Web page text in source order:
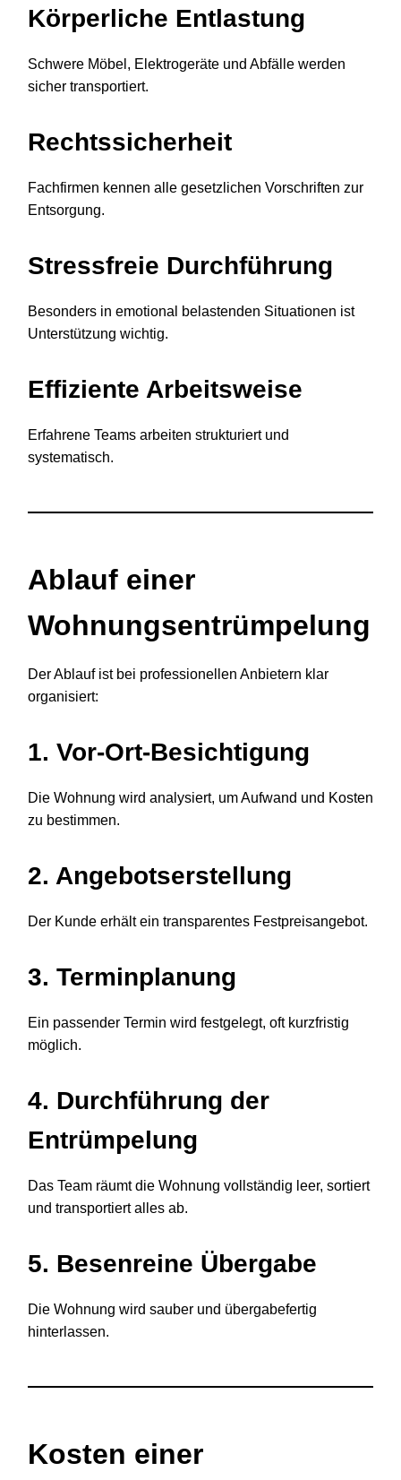
Körperliche Entlastung
Schwere Möbel, Elektrogeräte und Abfälle werden
sicher transportiert.
Rechtssicherheit
Fachfirmen kennen alle gesetzlichen Vorschriften zur
Entsorgung.
Stressfreie Durchführung
Besonders in emotional belastenden Situationen ist
Unterstützung wichtig.
Effiziente Arbeitsweise
Erfahrene Teams arbeiten strukturiert und
systematisch.
Ablauf einer
Wohnungsentrümpelung
Der Ablauf ist bei professionellen Anbietern klar
organisiert:
1. Vor-Ort-Besichtigung
Die Wohnung wird analysiert, um Aufwand und Kosten
zu bestimmen.
2. Angebotserstellung
Der Kunde erhält ein transparentes Festpreisangebot.
3. Terminplanung
Ein passender Termin wird festgelegt, oft kurzfristig
möglich.
4. Durchführung der
Entrümpelung
Das Team räumt die Wohnung vollständig leer, sortiert
und transportiert alles ab.
5. Besenreine Übergabe
Die Wohnung wird sauber und übergabefertig
hinterlassen.
Kosten einer